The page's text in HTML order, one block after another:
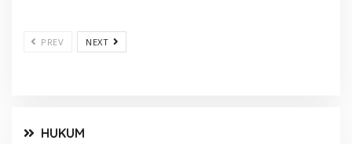
PREV NEXT
HUKUM